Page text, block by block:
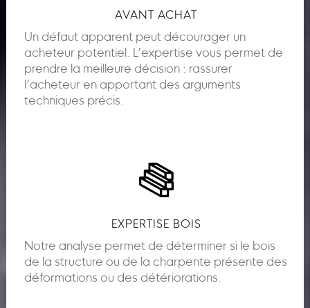
AVANT ACHAT
Un défaut apparent peut décourager un
acheteur potentiel. L’expertise vous permet de
prendre la meilleure décision : rassurer
l’acheteur en apportant des arguments
techniques précis.
EXPERTISE BOIS
Notre analyse permet de déterminer si le bois
de la structure ou de la charpente présente des
déformations ou des détériorations.